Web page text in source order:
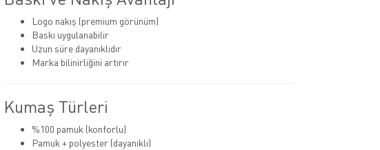
Logo nakış (premium görünüm)
Baskı uygulanabilir
Uzun süre dayanıklıdır
Marka bilinirliğini artırır
Kumaş Türleri
%100 pamuk (konforlu)
Pamuk + polyester (dayanıklı)